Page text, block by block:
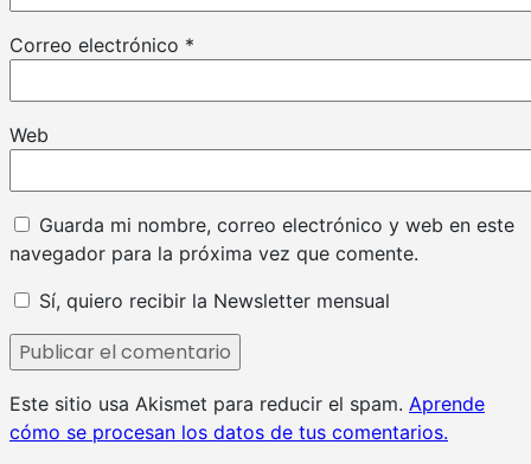
Correo electrónico *
Web
Guarda mi nombre, correo electrónico y web en este
navegador para la próxima vez que comente.
Sí, quiero recibir la Newsletter mensual
Este sitio usa Akismet para reducir el spam. Aprende
cómo se procesan los datos de tus comentarios.